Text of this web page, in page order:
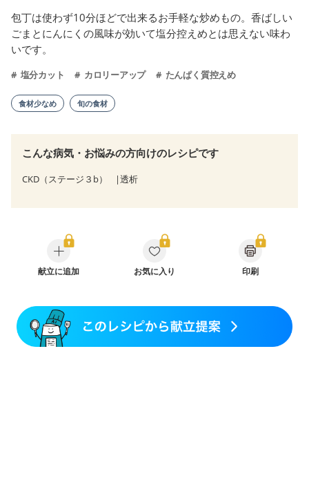
包丁は使わず10分ほどで出来るお手軽な炒めもの。香ばしい
ごまとにんにくの風味が効いて塩分控えめとは思えない味わ
いです。
塩分カット カロリーアップ たんぱく質控えめ
食材少なめ 旬の食材
こんな病気・お悩みの方向けのレシピです
CKD（ステージ３b） 透析
献立に追加 お気に入り 印刷